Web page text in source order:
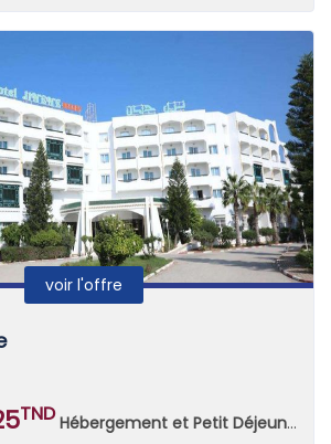
voir l'offre
TND Hébergement et Petit Déjeuner Continental